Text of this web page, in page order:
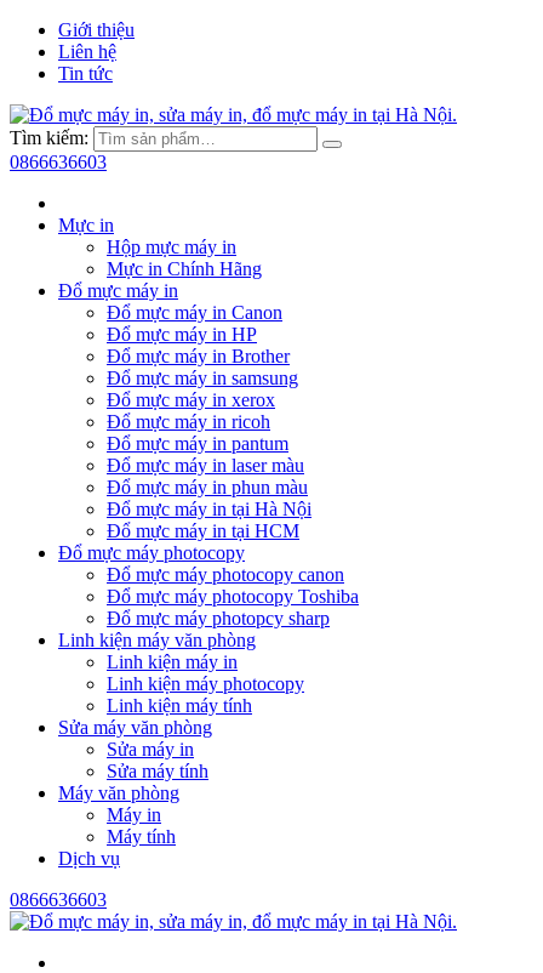
Giới thiệu
Liên hệ
Tin tức
Tìm kiếm:
0866636603
Mực in
Hộp mực máy in
Mực in Chính Hãng
Đổ mực máy in
Đổ mực máy in Canon
Đổ mực máy in HP
Đổ mực máy in Brother
Đổ mực máy in samsung
Đổ mực máy in xerox
Đổ mực máy in ricoh
Đổ mực máy in pantum
Đổ mực máy in laser màu
Đổ mực máy in phun màu
Đổ mực máy in tại Hà Nội
Đổ mực máy in tại HCM
Đổ mực máy photocopy
Đổ mực máy photocopy canon
Đổ mực máy photocopy Toshiba
Đổ mực máy photopcy sharp
Linh kiện máy văn phòng
Linh kiện máy in
Linh kiện máy photocopy
Linh kiện máy tính
Sửa máy văn phòng
Sửa máy in
Sửa máy tính
Máy văn phòng
Máy in
Máy tính
Dịch vụ
0866636603